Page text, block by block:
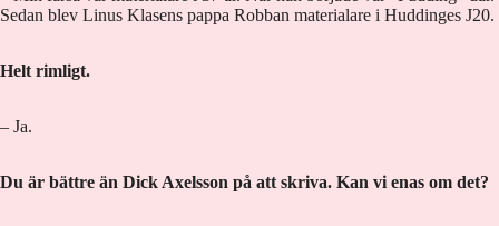
Sedan blev Linus Klasens pappa Robban materialare i Huddinges J20.
Helt rimligt.
– Ja.
Du är bättre än Dick Axelsson på att skriva. Kan vi enas om det?